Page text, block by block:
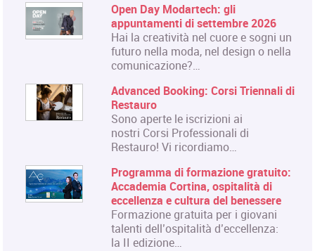
Open Day Modartech: gli
appuntamenti di settembre 2026
Hai la creatività nel cuore e sogni un
futuro nella moda, nel design o nella
comunicazione?…
Advanced Booking: Corsi Triennali di
Restauro
Sono aperte le iscrizioni ai
nostri Corsi Professionali di
Restauro! Vi ricordiamo…
Programma di formazione gratuito:
Accademia Cortina, ospitalità di
eccellenza e cultura del benessere
Formazione gratuita per i giovani
talenti dell’ospitalità d’eccellenza:
la II edizione…